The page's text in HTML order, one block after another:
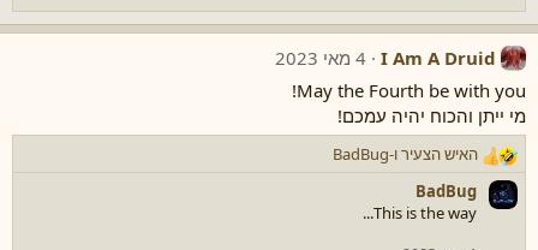
I Am A Druid 4 מאי 2023
May the Fourth be with you!
מי ייתן והכוח יהיה עמכם!
ר
ג
ש
האיש הצעירו-BadBug
BadBug
This is the way...